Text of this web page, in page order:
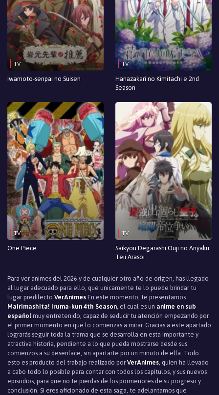
TV
Iwamoto-senpai no Suisen
TV
Hanazakari no Kimitachi e 2nd
Season
TV
One Piece
TV
Saikyou Degarashi Ouji no Anyaku
Teii Arasoi
Para ver animes del 2026 y de cualquier otro año de origen, has llegado
al lugar adecuado para ello, que unicamente te lo puede brindar tu
lugar predilecto VerAnimes En este momento, te presentamos
Mairimashita! Iruma-kun 4th Season , el cual es un anime en sub
español muy entretenido, capaz de seducir tu atención empezando por
el primer momento en que lo comienzas a mirar. Gracias a este apartado
lograrás seguir toda la trama que se desarrolla en esta importante y
atractiva historia, pendiente a lo que pueda mostrarse desde sus
comienzos a su desenlace, sin apartarte por un minuto de ella. Todo
esto es producto del trabajo realizado por VerAnimes , quien ha llevado
a cabo todo lo posible para contar con todos los capítulos, y sus nuevos
episodios, para que no te pierdas de los pormenores de su progreso y
conclusión. Si eres aficionado de esta saga, te adelantamos que